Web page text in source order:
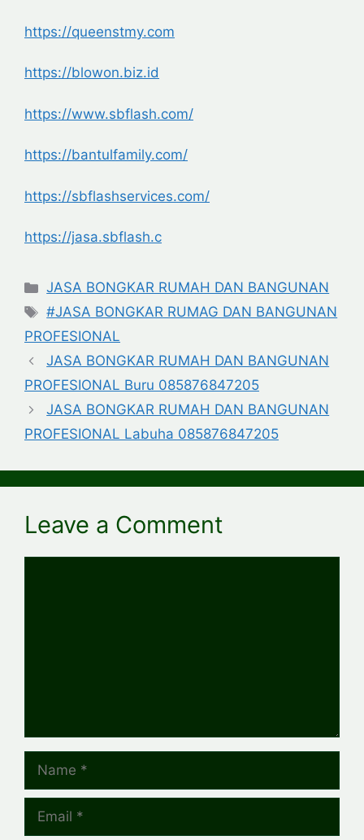
https://queenstmy.com
https://blowon.biz.id
https://www.sbflash.com/
https://bantulfamily.com/
https://sbflashservices.com/
https://jasa.sbflash.c
Categories
JASA BONGKAR RUMAH DAN BANGUNAN
Tags
#JASA BONGKAR RUMAG DAN BANGUNAN
PROFESIONAL
JASA BONGKAR RUMAH DAN BANGUNAN
PROFESIONAL Buru 085876847205
JASA BONGKAR RUMAH DAN BANGUNAN
PROFESIONAL Labuha 085876847205
Leave a Comment
Name
Email